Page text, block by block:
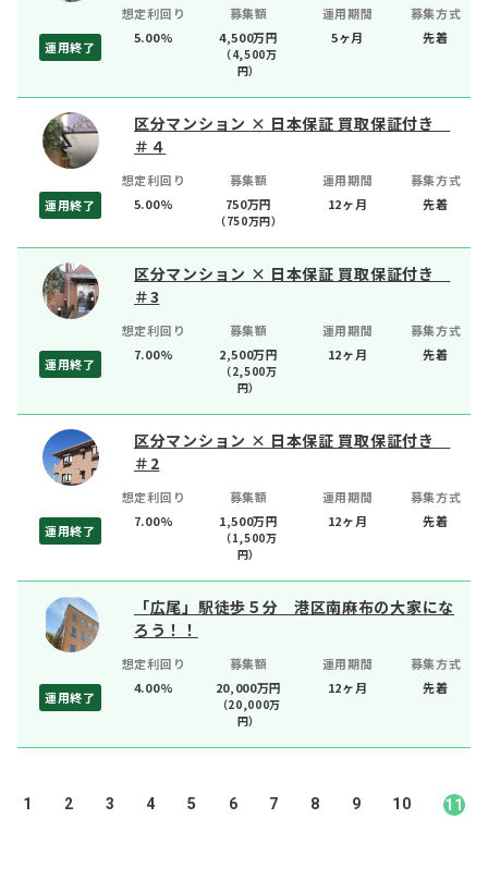
運用終了
想定利回り
5.00%
募集額
4,500万円
（4,500万
円）
運用期間
5ヶ月
募集方式
先着
区分マンション × 日本保証 買取保証付き
＃４
運用終了
想定利回り
5.00%
募集額
750万円
（750万円）
運用期間
12ヶ月
募集方式
先着
区分マンション × 日本保証 買取保証付き
＃3
運用終了
想定利回り
7.00%
募集額
2,500万円
（2,500万
円）
運用期間
12ヶ月
募集方式
先着
区分マンション × 日本保証 買取保証付き
＃2
運用終了
想定利回り
7.00%
募集額
1,500万円
（1,500万
円）
運用期間
12ヶ月
募集方式
先着
「広尾」駅徒歩５分 港区南麻布の大家にな
ろう！！
運用終了
想定利回り
4.00%
募集額
20,000万円
（20,000万
円）
運用期間
12ヶ月
募集方式
先着
1 2 3 4 5 6 7 8 9 10 11